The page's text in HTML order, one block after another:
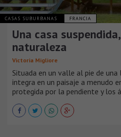
CASAS SUBURBANAS FRANCIA
Una casa
naturaleza
Victoria Migliore
Situada en un valle al pie de una
integra en un paisaje a menudo
protegida por la pendiente y los